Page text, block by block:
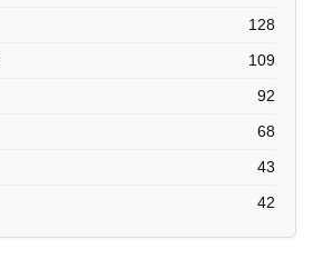
128
109
92
68
43
42